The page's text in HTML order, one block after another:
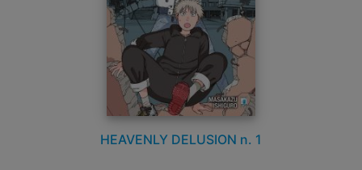
HEAVENLY DELUSION n. 1